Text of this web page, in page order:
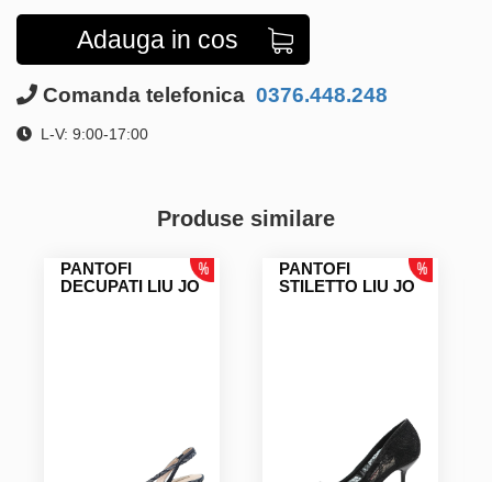
Adauga in cos
Comanda telefonica 0376.448.248
L-V: 9:00-17:00
Produse similare
PANTOFI
DECUPATI LIU JO
PANTOFI
STILETTO LIU JO